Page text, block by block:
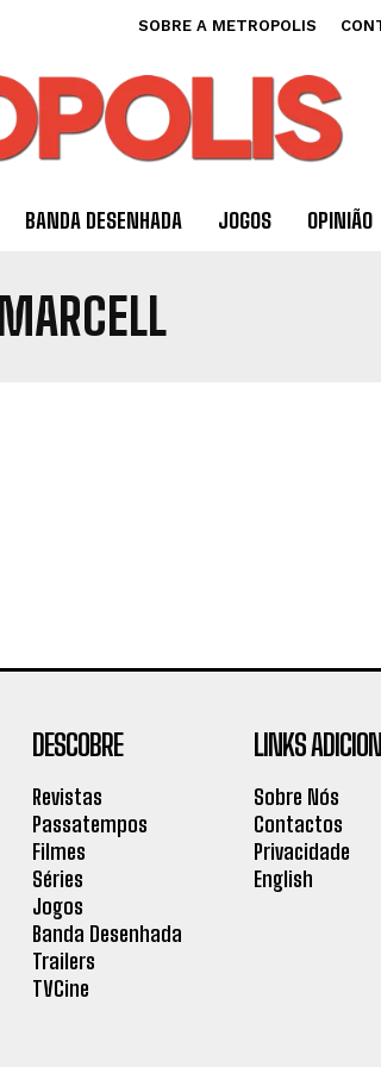
SOBRE A METROPOLIS
BANDA DESENHADA JOGOS OPINIÃO
DESCOBRE
Revistas
Passatempos
Filmes
Séries
Jogos
Banda Desenhada
Trailers
TVCine
LINKS
Sobre Nós
Contactos
Privacidade
English